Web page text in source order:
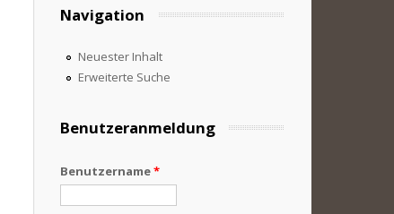
Navigation
Neuester Inhalt
Erweiterte Suche
Benutzeranmeldung
Benutzername*